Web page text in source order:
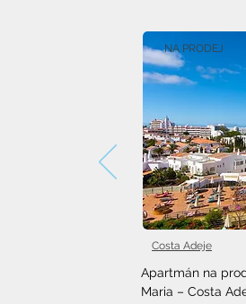
NA PRODEJ
Costa Adeje
Apartmán na
Maria – Costa